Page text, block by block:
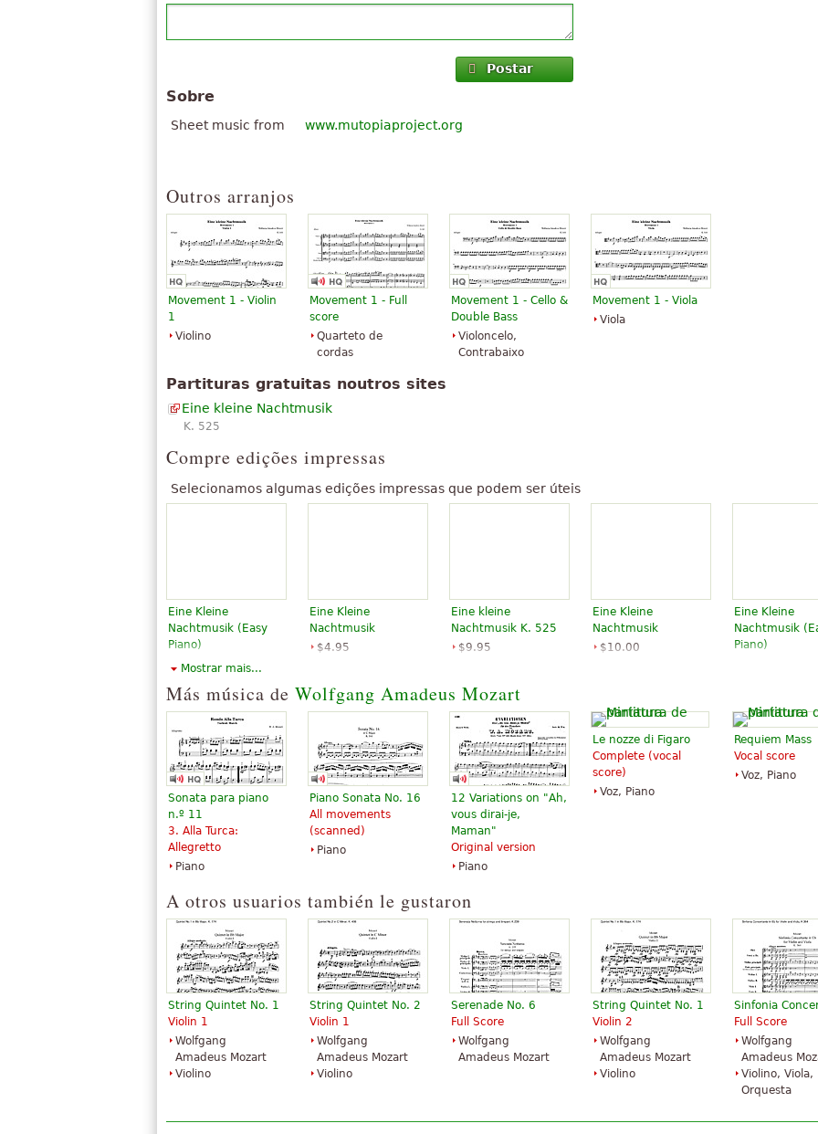
“Muito bom”
“
”
Postar
Sobre
Sheet music from www.mutopiaproject.org
Outros arranjos
Movement 1 - Violin
1
Violino
Movement 1 - Full
score
Quarteto de
cordas
Movement 1 - Cello &
Double Bass
Violoncelo,
Contrabaixo
Movement 1 - Viola
Viola
Partituras gratuitas noutros sites
Eine kleine Nachtmusik
K. 525
Compre edições impressas
Selecionamos algumas edições impressas que podem ser úteis
Eine Kleine
Nachtmusik (Easy
Piano)
$3.50
Piano
Santorella
Publications
Eine Kleine
Nachtmusik
$4.95
Publishing
Eine kleine
Nachtmusik K. 525
$9.95
Eine Kleine
Nachtmusik
$10.00
Eine Kleine
Nachtmusik
Piano)
Serenade in G K525
'Eine kleine
$12.50
Piano Solo
Edition Peters
Eine kleine
Cello, Viola,
Double Bass,
Baerenreiter
Verlag
Eine kleine
Nachtmusik fur
525
$16.95
Baerenreiter
Verlag
Violin
Theodore Presser
Company
Mostrar mais...
Más música de Wolfgang Amadeus Mozart
Sonata para piano
n.º 11
3. Alla Turca:
Allegretto
Piano
Piano Sonata No. 16
All movements
(scanned)
Piano
12 Variations on "Ah,
vous dirai-je,
Maman"
Original version
Piano
Le nozze di Figaro
Complete (vocal
score)
Voz, Piano
Requiem Mass
Vocal score
Voz, Piano
A otros usuarios también le gustaron
String Quintet No. 1
Violin 1
Wolfgang
Amadeus Mozart
Violino
String Quintet No. 2
Violin 1
Wolfgang
Amadeus Mozart
Violino
Serenade No. 6
Full Score
Wolfgang
Amadeus Mozart
String Quintet No. 1
Violin 2
Wolfgang
Amadeus Mozart
Violino
Sinfonia
Full Score
Wolfgang
Amadeus
Violino, Viola,
Orquesta